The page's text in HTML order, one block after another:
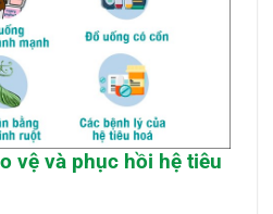
vệ và phục hồi hệ tiêu